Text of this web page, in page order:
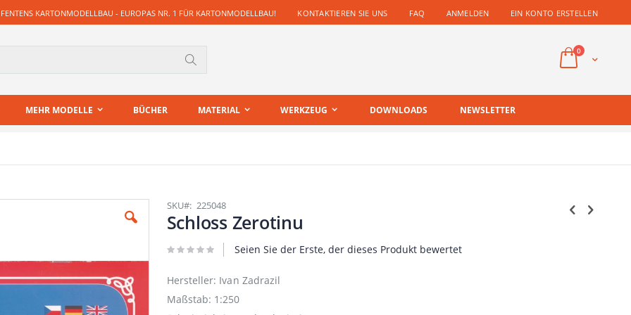
KARTONMODELLBAU - EUROPAS NR. 1 FÜR KARTONMODELLBAU! KONTAKTIEREN SIE UNS FAQ ANMELDEN EIN KONTO ERSTELLEN
Cart
0Artikel
MEHR MODELLE BÜCHER MATERIAL WERKZEUG DOWNLOADS NEWSLETTER
SKU 225048
Schloss Zerotinu
Seien Sie der Erste, der dieses Produkt bewertet
Hersteller: Ivan Zadrazil
Maßstab: 1:250